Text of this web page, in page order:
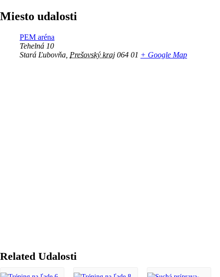
Miesto udalosti
PEM aréna
Tehelná 10
Stará Ľubovňa Prešovský kraj 064 01 + Google Map
Related Udalosti